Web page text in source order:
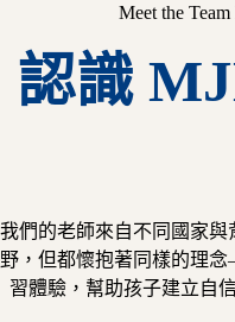
Meet the
認識
我們的老師來自不同國家
野，但都懷抱著同樣的理
習體驗，幫助孩子建立自